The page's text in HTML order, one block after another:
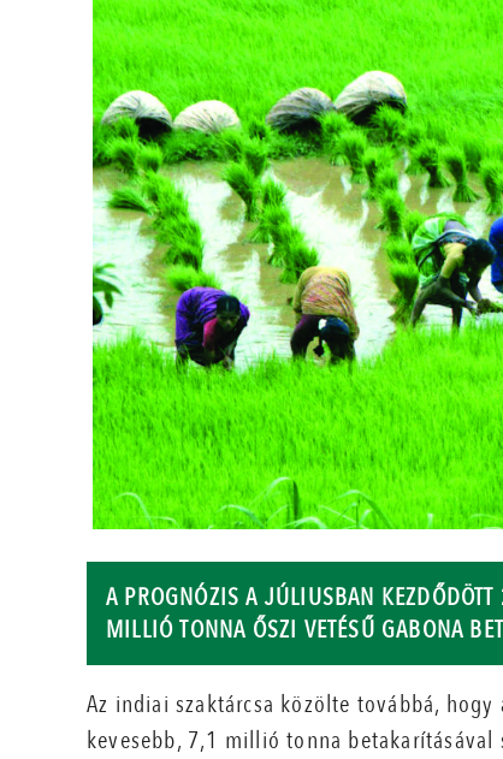
A PROGNÓZIS A JÚLIUSBAN
MILLIÓ TONNA ŐSZI VETÉSŰ GABONA
Az indiai szaktárcsa közölte továbbá,
kevesebb, 7,1 millió tonna